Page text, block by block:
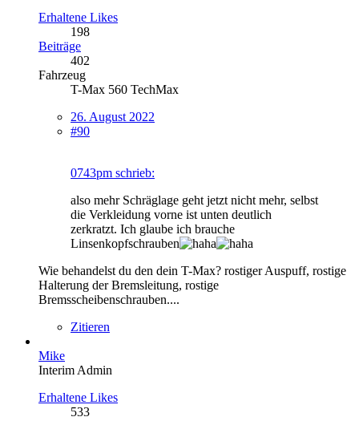
Erhaltene Likes
198
Beiträge
402
Fahrzeug
T-Max 560 TechMax
26. August 2022
#90
0743pm schrieb:
also mehr Schräglage geht jetzt nicht mehr, selbst
die Verkleidung vorne ist unten deutlich
zerkratzt. Ich glaube ich brauche
Linsenkopfschrauben
Wie behandelst du den dein T-Max? rostiger Auspuff, rostige
Halterung der Bremsleitung, rostige
Bremsscheibenschrauben....
Zitieren
Mike
Interim Admin
Erhaltene Likes
533